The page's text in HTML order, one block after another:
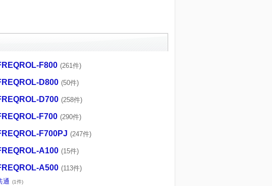
F800 (261件)
D800 (50件)
D700 (258件)
F700 (290件)
F700PJ (247件)
A100 (15件)
A500 (113件)
通 (1件)